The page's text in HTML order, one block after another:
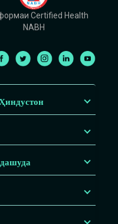
Certified Health
NABH